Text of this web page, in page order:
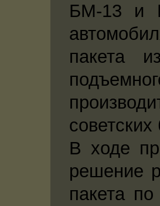
БМ-13 и
пакета
В ходе
решение
пакета